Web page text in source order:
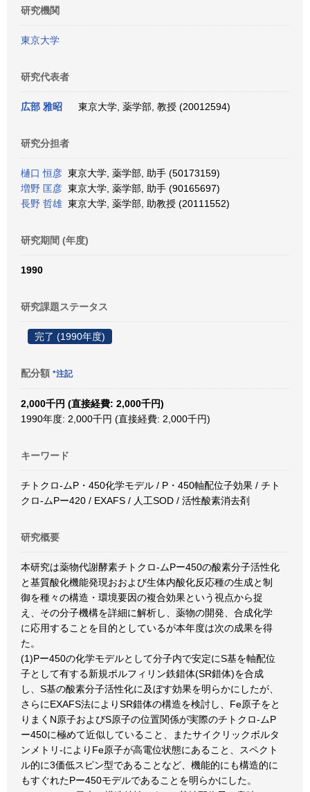
研究機関
東京大学
研究代表者
広部 雅昭 東京大学, 薬学部, 教授 (20012594)
研究分担者
樋口 恒彦 東京大学, 薬学部, 助手 (50173159)
増野 匡彦 東京大学, 薬学部, 助手 (90165697)
長野 哲雄 東京大学, 薬学部, 助教授 (20111552)
研究期間 (年度)
1990
研究課題ステータス
完了 (1990年度)
配分額 *注記
2,000千円 (直接経費: 2,000千円)
1990年度: 2,000千円 (直接経費: 2,000千円)
キーワード
チトクロ-ムP・450化学モデル / P・450軸配位子効果 / チト
クロ-ムPー420 / EXAFS / 人工SOD / 活性酸素消去剤
研究概要
本研究は薬物代謝酵素チトクロ-ムPー450の酸素分子活性化
と基質酸化機能発現おおよび生体内酸化反応種の生成と制
御を種々の構造・環境要因の複合効果という視点から捉
え、その分子機構を詳細に解析し、薬物の開発、合成化学
に応用することを目的としているが本年度は次の成果を得
た。
(1)Pー450の化学モデルとして分子内で安定にS基を軸配位
子として有する新規ポルフィリン鉄錯体(SR錯体)を合成
し、S基の酸素分子活性化に及ぼす効果を明らかにしたが、
さらにEXAFS法によりSR錯体の構造を検討し、Fe原子をと
りまくN原子およびS原子の位置関係が実際のチトクロ-ムP
ー450に極めて近似していること、またサイクリックボルタ
ンメトリ-によりFe原子が高電位状態にあること、スペクト
ル的に3価低スピン型であることなど、機能的にも構造的に
もすぐれたPー450モデルであることを明らかにした。